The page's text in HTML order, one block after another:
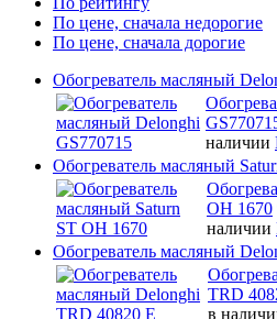
По цене, сначала недорогие
По цене, сначала дорогие
Обогреватель масляный
наличии
Обогреватель масляный
OH 1670
наличии
Обогреватель масляный
TRD
в